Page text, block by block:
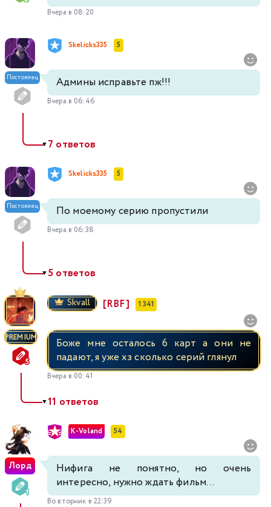
Вчера в 08:20
Постоялец
Skelicks335 5
Админы исправьте пж!!!
Вчера в 06:46
▼7 ответов
Постоялец
Skelicks335 5
По моемому серию пропустили
Вчера в 06:38
▼5 ответов
PREMIUM
Skvall [RBF] 1 341
Боже мне осталось 6 карт а они не
падают, я уже хз сколько серий глянул
Вчера в 00:41
▼11 ответов
Лорд
K-Voland 54
Нифига не понятно, но очень
интересно, нужно ждать фильм...
Во вторник в 22:39